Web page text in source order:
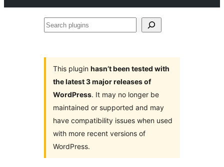
Search
This plugin hasn’t been tested with
the latest 3 major releases of
WordPress. It may no longer be
maintained or supported and may
have compatibility issues when used
with more recent versions of
WordPress.